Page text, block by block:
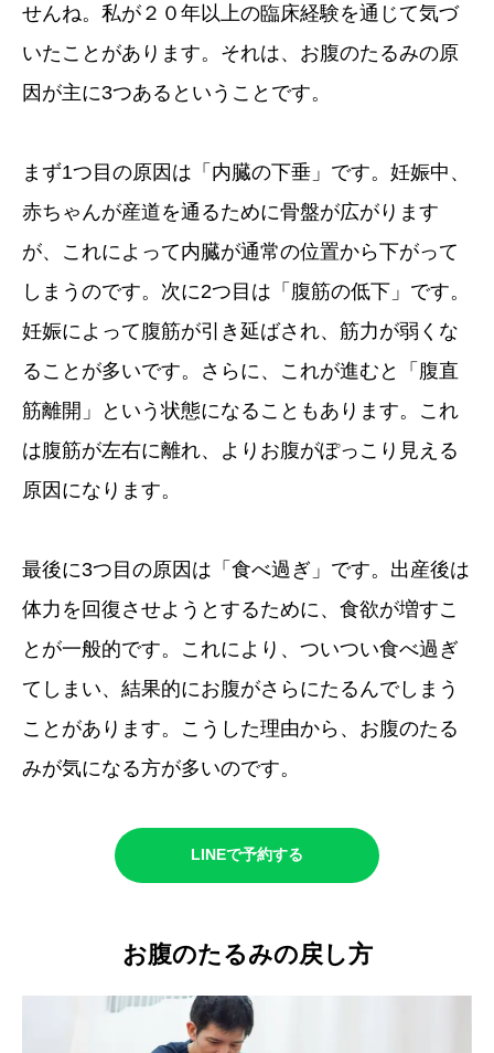
せんね。私が２０年以上の臨床経験を通じて気づ
いたことがあります。それは、お腹のたるみの原
因が主に3つあるということです。
まず1つ目の原因は「内臓の下垂」です。妊娠中、
赤ちゃんが産道を通るために骨盤が広がります
が、これによって内臓が通常の位置から下がって
しまうのです。次に2つ目は「腹筋の低下」です。
妊娠によって腹筋が引き延ばされ、筋力が弱くな
ることが多いです。さらに、これが進むと「腹直
筋離開」という状態になることもあります。これ
は腹筋が左右に離れ、よりお腹がぽっこり見える
原因になります。
最後に3つ目の原因は「食べ過ぎ」です。出産後は
体力を回復させようとするために、食欲が増すこ
とが一般的です。これにより、ついつい食べ過ぎ
てしまい、結果的にお腹がさらにたるんでしまう
ことがあります。こうした理由から、お腹のたる
みが気になる方が多いのです。
LINEで予約する
お腹のたるみの戻し方